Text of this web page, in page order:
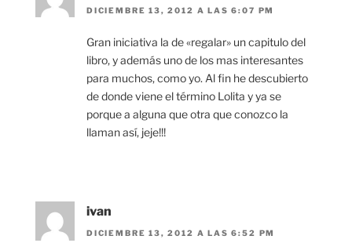
DICIEMBRE 13, 2012 A LAS 6:07 PM
Gran iniciativa la de «regalar» un capitulo del
libro, y además uno de los mas interesantes
para muchos, como yo. Al fin he descubierto
de donde viene el término Lolita y ya se
porque a alguna que otra que conozco la
llaman así, jeje!!!
ivan
DICIEMBRE 13, 2012 A LAS 6:52 PM